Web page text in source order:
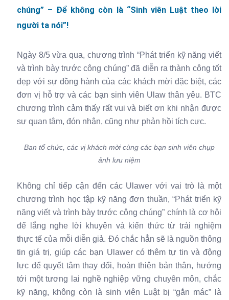
chúng” – Để không còn là “Sinh viên Luật theo lời
người ta nói”!
Ngày 8/5 vừa qua, chương trình “Phát triển kỹ năng viết
và trình bày trước công chúng” đã diễn ra thành công tốt
đẹp với sự đồng hành của các khách mời đặc biệt, các
đơn vị hỗ trợ và các bạn sinh viên Ulaw thân yêu. BTC
chương trình cảm thấy rất vui và biết ơn khi nhận được
sự quan tâm, đón nhận, cũng như phản hồi tích cực.
Ban tổ chức, các vị khách mời cùng các bạn sinh viên chụp
ảnh lưu niệm
Không chỉ tiếp cận đến các Ulawer với vai trò là một
chương trình học tập kỹ năng đơn thuần, “Phát triển kỹ
năng viết và trình bày trước công chúng” chính là cơ hội
để lắng nghe lời khuyên và kiến thức từ trải nghiệm
thực tế của mỗi diễn giả. Đó chắc hẳn sẽ là nguồn thông
tin giá trị, giúp các bạn Ulawer có thêm tự tin và động
lực để quyết tâm thay đổi, hoàn thiện bản thân, hướng
tới một tương lai nghề nghiệp vững chuyên môn, chắc
kỹ năng, không còn là sinh viên Luật bị “gắn mác” là